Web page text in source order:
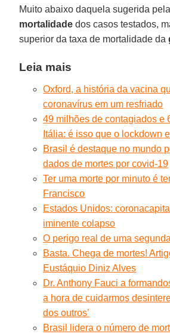
Muito abaixo daquela sugerida
mortalidade dos casos testados,
superior da taxa de mortalidade da
Leia mais
Oxford, a história da vacina
coronavírus em um resfriado
49 milhões de contagiados e
Itália: é isso que o lockdown
Brasil é destaque no mundo
dados de mortes por covid-19
Ter uma morte por minuto é
Francisco
Estados Unidos:
iminente colapso
O perigo real de uma
Basta. Chega de mortes!
Eustáquio Diniz Alves
Dr. Anthony Fauci a
a hora de cuidarmos
dos outros’
Brasil lidera o número de